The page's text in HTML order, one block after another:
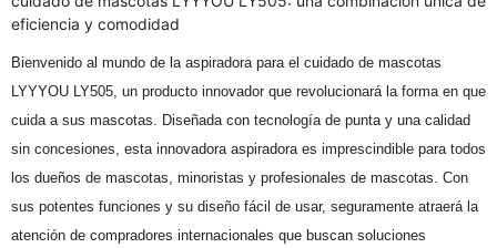
eficiencia y comodidad
Bienvenido al mundo de la aspiradora para el cuidado de mascotas
LYYYOU LY505, un producto innovador que revolucionará la forma en que
cuida a sus mascotas. Diseñada con tecnología de punta y una calidad
sin concesiones, esta innovadora aspiradora es imprescindible para todos
los dueños de mascotas, minoristas y profesionales de mascotas. Con
sus potentes funciones y su diseño fácil de usar, seguramente atraerá la
atención de compradores internacionales que buscan soluciones